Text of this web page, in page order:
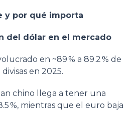
y por qué importa
del dólar en el mercado
en ~89 % a 89.2 % de
en 2025.
chino llega a tener una
%, mientras que el euro baja